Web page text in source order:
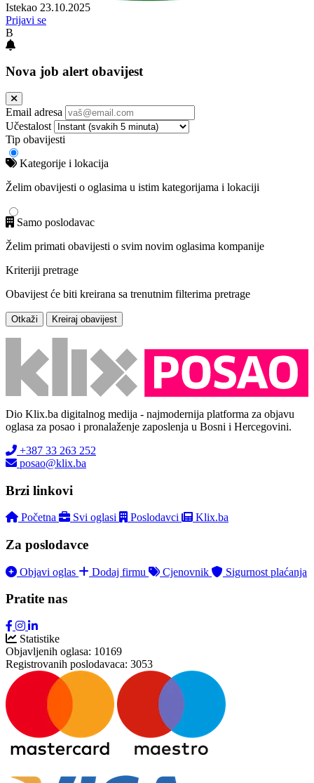
Istekao 23.10.2025
Prijavi se
B
Nova job alert obavijest
Email adresa
Učestalost
Tip obavijesti
Kategorije i lokacija
Želim obavijesti o oglasima u istim kategorijama i lokaciji
Samo poslodavac
Želim primati obavijesti o svim novim oglasima kompanije
Kriteriji pretrage
Obavijest će biti kreirana sa trenutnim filterima pretrage
Otkaži Kreiraj obavijest
Dio Klix.ba digitalnog medija - najmodernija platforma za objavu
oglasa za posao i pronalaženje zaposlenja u Bosni i Hercegovini.
+387 33 263 252
posao@klix.ba
Brzi linkovi
Početna Svi oglasi Poslodavci Klix.ba
Za poslodavce
Objavi oglas Dodaj firmu Cjenovnik Sigurnost plaćanja
Pratite nas
Statistike
Objavljenih oglasa: 10169
Registrovanih poslodavaca: 3053